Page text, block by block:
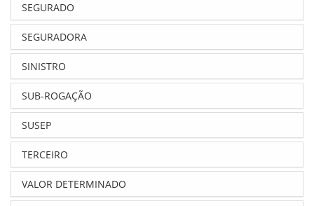
SEGURADO
SEGURADORA
SINISTRO
SUB-ROGAÇÃO
SUSEP
TERCEIRO
VALOR DETERMINADO